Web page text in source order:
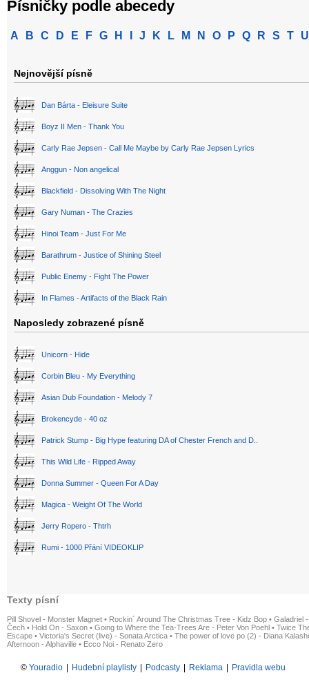
Písničky podle abecedy
A B C D E F G H J K L M N O P Q R S T U
Nejnovější písně
Dan Bárta - Eleisure Suite
Boyz II Men - Thank You
Carly Rae Jepsen - Call Me Maybe by Carly Rae Jepsen Lyrics
Anggun - Non angelical
Blackfield - Dissolving With The Night
Gary Numan - The Crazies
Hinoi Team - Just For Me
Barathrum - Justice of Shining Steel
Public Enemy - Fight The Power
In Flames - Artifacts of the Black Rain
Naposledy zobrazené písně
Unicorn - Hide
Corbin Bleu - My Everything
Asian Dub Foundation - Melody 7
Brokencyde - 40 oz
Patrick Stump - Big Hype featuring DA of Chester French and D..
This Wild Life - Ripped Away
Donna Summer - Queen For A Day
Magica - Weight Of The World
Jerry Ropero - Thtrh
Rumi - 1000 Přání VIDEOKLIP
Texty písní
Pill Shovel - Monster Magnet • Rockin´ Around The Christmas Tree - Kidz Bop • Galadriel
Čech • Hold On - Saxon • Going to Where the Tea-Trees Are - Peter Von Poehl • Twice
Escape • Victoria's Secret (live) - Sonata Arctica • The power of love po (2) - Diana
Afternoon - Alphaville • Ecco Noi - Renato Zero
© Youradio Hudební playlisty Podcasty Reklama Pravidla webu